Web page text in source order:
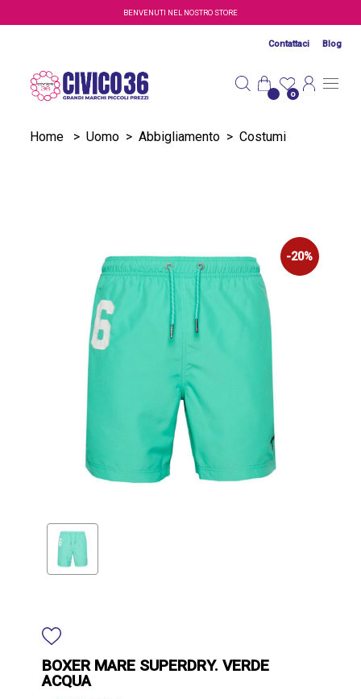
Salta al contenuto principaleBENVENUTI NEL NOSTRO STORE
Contattaci Blog
0
Home > Uomo > Abbigliamento > Costumi
-20%
BOXER MARE SUPERDRY. VERDE
ACQUA